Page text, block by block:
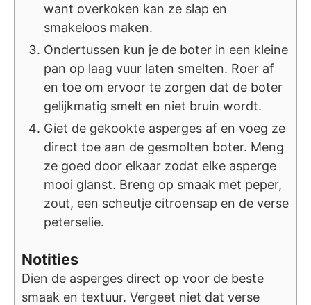
want overkoken kan ze slap en
smakeloos maken.
Ondertussen kun je de boter in een kleine
pan op laag vuur laten smelten. Roer af
en toe om ervoor te zorgen dat de boter
gelijkmatig smelt en niet bruin wordt.
Giet de gekookte asperges af en voeg ze
direct toe aan de gesmolten boter. Meng
ze goed door elkaar zodat elke asperge
mooi glanst. Breng op smaak met peper,
zout, een scheutje citroensap en de verse
peterselie.
Notities
Dien de asperges direct op voor de beste
smaak en textuur. Vergeet niet dat verse